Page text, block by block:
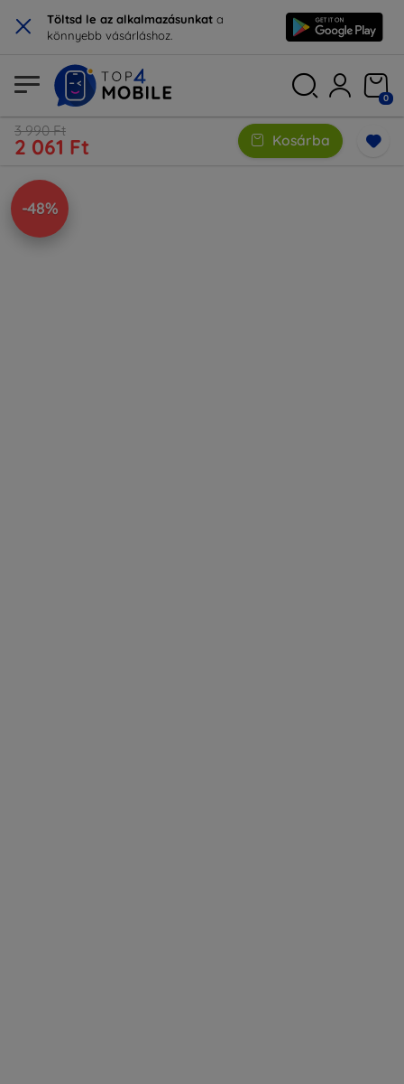
× Töltsd le az alkalmazásunkat a
könnyebb vásárláshoz.
0
3 990 Ft
2 061 Ft Kosárba
-48%